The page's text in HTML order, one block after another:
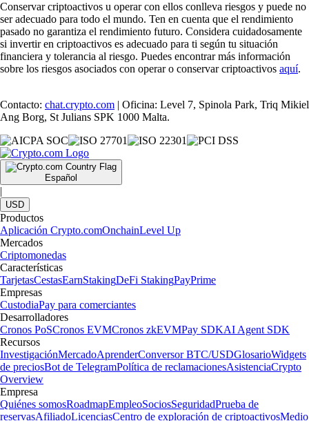
Conservar criptoactivos u operar con ellos conlleva riesgos y puede no
ser adecuado para todo el mundo. Ten en cuenta que el rendimiento
pasado no garantiza el rendimiento futuro. Considera cuidadosamente
si invertir en criptoactivos es adecuado para ti según tu situación
financiera y tolerancia al riesgo. Puedes encontrar más información
sobre los riesgos asociados con operar o conservar criptoactivos aquí.
Contacto: chat.crypto.com | Oficina: Level 7, Spinola Park, Triq Mikiel
Ang Borg, St Julians SPK 1000 Malta.
Español
|
USD
Productos
Aplicación Crypto.comOnchainLevel Up
Mercados
Criptomonedas
Características
TarjetasCestasEarnStakingDeFi StakingPayPrime
Empresas
CustodiaPay para comerciantes
Desarrolladores
Cronos PoSCronos EVMCronos zkEVMPay SDKAI Agent SDK
Recursos
InvestigaciónMercadoAprenderConversor BTC/USDGlosarioWidgets
de preciosBot de TelegramPolítica de reclamacionesAsistenciaCrypto
Overview
Empresa
Quiénes somosRoadmapEmpleoSociosSeguridadPrueba de
reservasAfiliadoLicenciasCentro de exploración de criptoactivosMedio